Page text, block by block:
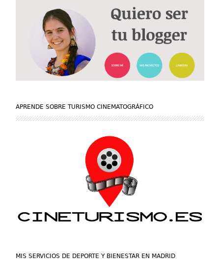
APRENDE SOBRE TURISMO CINEMATOGRÁFICO
MIS SERVICIOS DE DEPORTE Y BIENESTAR EN MADRID